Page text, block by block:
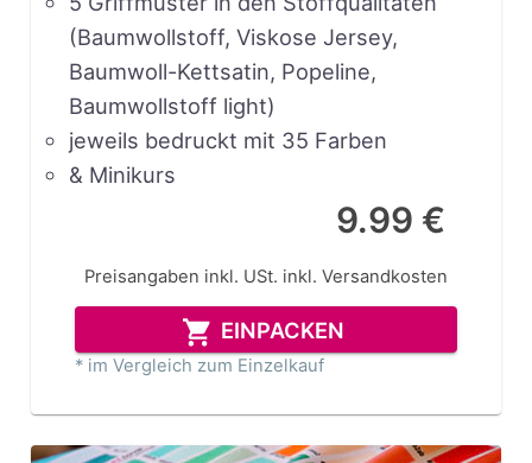
(Baumwollstoff, Viskose Jersey,
Baumwoll-Kettsatin, Popeline,
Baumwollstoff light)
jeweils bedruckt mit 35 Farben
& Minikurs
9.99 €
Preisangaben inkl. USt. inkl. Versandkosten
EINPACKEN
* im Vergleich zum Einzelkauf